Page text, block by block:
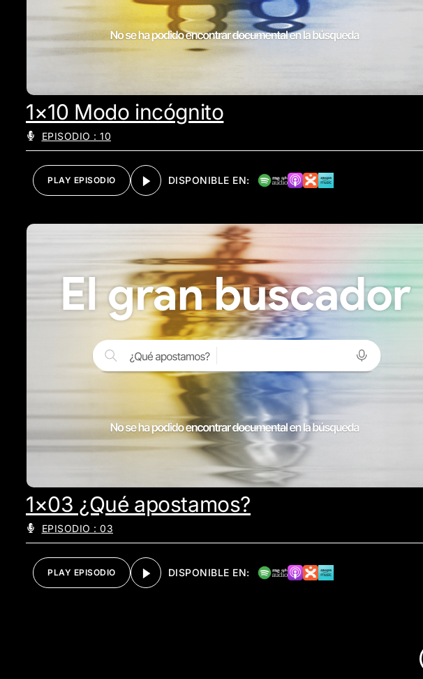
1×10 Modo incógnito
EPISODIO : 10
PLAY EPISODIO DISPONIBLE EN:
1×03 ¿Qué apostamos?
EPISODIO : 03
PLAY EPISODIO DISPONIBLE EN: